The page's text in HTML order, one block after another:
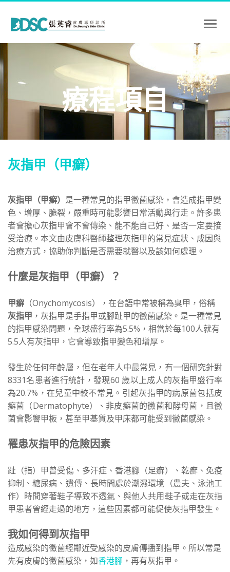
Toggle
療程項目
灰指甲（甲癬）
灰指甲（甲癬） 是一種常見的指甲黴菌感染，會造成指甲變
色、增厚、脆裂，嚴重時可能影響日常活動與行走。許多患
者會擔心灰指甲會不會傳染、能不能自己好、是否一定要接
受治療。本文由皮膚科醫師整理灰指甲的常見症狀、成因與
治療方式，協助你判斷是否需要就醫以及該如何處理。
什麼是灰指甲（甲癬）？
甲癬 （Onychomycosis），在台語中常被稱為臭甲，俗稱
灰指甲 ，灰指甲是手指甲或腳趾甲的黴菌感染。是一種常見
的指甲感染問題，全球盛行率為5.5%，相當於每100人就有
5.5人有灰指甲，它會導致指甲變色和增厚。
發生於任何年齡層，但在老年人中最常見，有一個研究針對
8331名患者進行統計，發現60 歲以上成人的灰指甲盛行率
為20.7%，在兒童中較不常見。引起灰指甲的病原菌包括皮
癬菌（Dermatophyte）、非皮癬菌的黴菌和酵母菌，且黴
菌會影響甲板，甚至甲基質及甲床都可能受到黴菌感染。
罹患灰指甲的危險因素
趾（指）甲曾受傷、多汗症、香港腳（足癬）、乾癬、免疫
抑制、糖尿病、遺傳、長時間處於潮濕環境（農夫、泳池工
作）時間穿著鞋子導致不透氣、與他人共用鞋子或走在灰指
甲患者曾經走過的地方，這些因素都可能促使灰指甲發生。
我如何得到灰指甲
造成感染的黴菌經鄰近受感染的皮膚傳播到指甲。所以常是
先有皮膚的黴菌感染，如香港腳 ，再有灰指甲。